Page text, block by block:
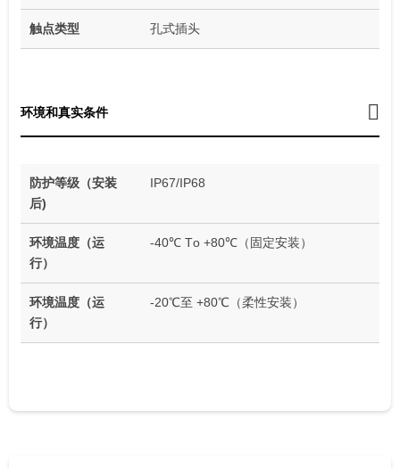
触点类型 孔式插头
环境和真实条件
防护等级（安装
后)
IP67/IP68
环境温度（运
行）
-40℃ Tо +80℃（固定安装）
环境温度（运
行）
-20℃至 +80℃（柔性安装）